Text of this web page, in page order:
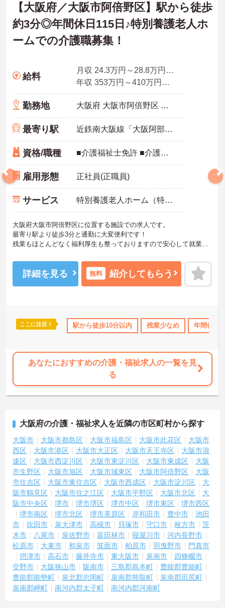
残業少なめ 年間休日110日以上 ボーナス・賞与あり
【大阪府／大阪市阿倍野区】駅から徒歩
約3分◎年間休日115日♪特別養護老人ホ
ームでの介護職募集！
給料
月収 24.3万円～28.8万円程度（諸手当込）
年収 353万円～410万円程度（諸手当、処遇改善手当24万含む）
勤務地 大阪府 大阪市阿倍野区 松崎町2-3-10
最寄り駅 近鉄南大阪線「大阪阿部野橋駅」徒歩3分
資格/職種 ■介護福祉士免許 ■介護職員初任者研修（ヘルパー2級）以上
雇用形態 正社員(正職員)
サービス 特別養護老人ホーム（特養）
大阪府大阪市阿倍野区に位置する施設での求人です。
最寄り駅より徒歩3分と通勤に大変便利です！
残業もほとんどなく福利厚生も整っておりますので安心して就業し
ご興味のある方はお気軽にお問い合わせ下さい。
詳細を見る 無料 紹介してもらう
ここに注目！ 駅から徒歩10分以内 残業少なめ 年間休日
あなたにおすすめの介護・福祉求人の一覧を見
る
大阪府の介護・福祉求人を近隣の市区町村から探す
大阪市 大阪市都島区 大阪市福島区 大阪市此花区
大阪市
西区
大阪市港区 大阪市大正区 大阪市天王寺区
大阪市浪
速区
大阪市西淀川区 大阪市東淀川区 大阪市東成区
大阪
市生野区
大阪市旭区 大阪市城東区 大阪市阿倍野区
大阪
市住吉区
大阪市東住吉区 大阪市西成区 大阪市淀川区
大
阪市鶴見区
大阪市住之江区 大阪市平野区 大阪市北区
大
阪市中央区
堺市 堺市堺区 堺市中区 堺市東区
堺市西区
堺市南区
堺市北区 堺市美原区 岸和田市 豊中市
池田
市
吹田市 泉大津市 高槻市 貝塚市 守口市 枚方市
茨
木市
八尾市 泉佐野市 富田林市 寝屋川市
河内長野市
松原市
大東市 和泉市 箕面市 柏原市 羽曳野市
門真市
摂津市
高石市 藤井寺市 東大阪市 泉南市
四條畷市
交野市
大阪狭山市 阪南市 三島郡島本町
豊能郡豊能町
豊能郡能勢町
泉北郡忠岡町 泉南郡熊取町
泉南郡田尻町
泉南郡岬町
南河内郡太子町 南河内郡河南町